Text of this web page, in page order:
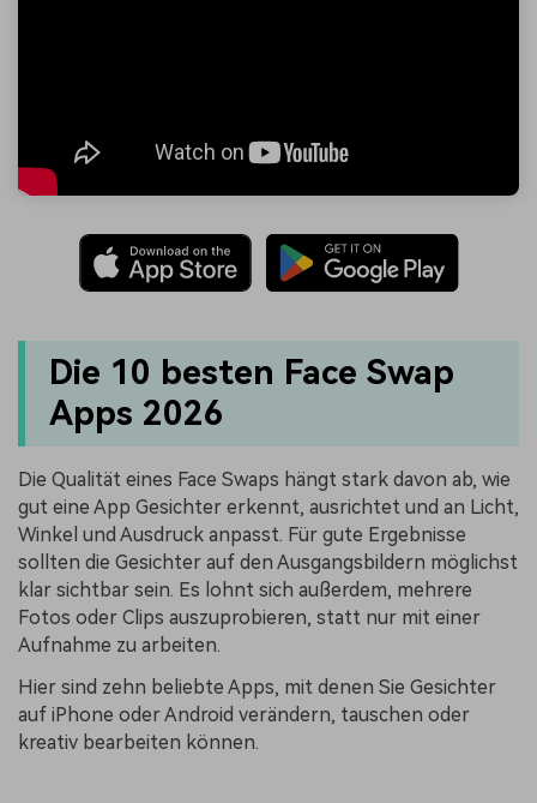
Die 10 besten Face Swap
Apps 2026
Die Qualität eines Face Swaps hängt stark davon ab, wie
gut eine App Gesichter erkennt, ausrichtet und an Licht,
Winkel und Ausdruck anpasst. Für gute Ergebnisse
sollten die Gesichter auf den Ausgangsbildern möglichst
klar sichtbar sein. Es lohnt sich außerdem, mehrere
Fotos oder Clips auszuprobieren, statt nur mit einer
Aufnahme zu arbeiten.
Hier sind zehn beliebte Apps, mit denen Sie Gesichter
auf iPhone oder Android verändern, tauschen oder
kreativ bearbeiten können.